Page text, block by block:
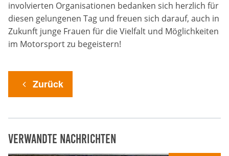
involvierten Organisationen bedanken sich herzlich für
diesen gelungenen Tag und freuen sich darauf, auch in
Zukunft junge Frauen für die Vielfalt und Möglichkeiten
im Motorsport zu begeistern!
Zurück
Verwandte Nachrichten
Anbieter:
Google LLC
Zweck:
Cookies, die ggf. zur Einbettung und Bereitstellung
Google Maps